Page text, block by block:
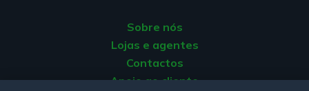
Faça login com o seu nome de utilizador e a senha de
acesso que recebeu no email referido acima.
3. Inicie a sua Candidatura
Sobre nós
Lojas e agentes
Contactos
Apoio ao cliente